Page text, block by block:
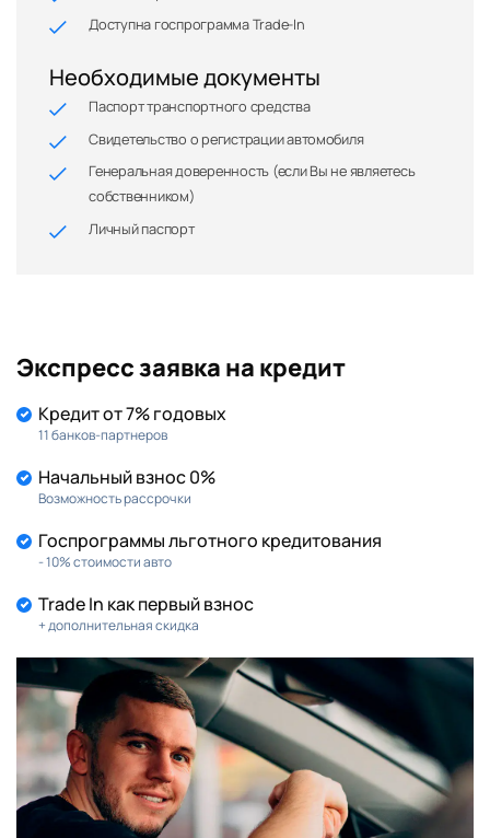
Доступна госпрограмма Trade-In
Необходимые документы
Паспорт транспортного средства
Свидетельство о регистрации автомобиля
Генеральная доверенность (если Вы не являетесь
собственником)
Личный паспорт
Экспресс заявка на кредит
Кредит от 7% годовых
11 банков-партнеров
Начальный взнос 0%
Возможность рассрочки
Госпрограммы льготного кредитования
- 10% стоимости авто
Trade In как первый взнос
+ дополнительная скидка